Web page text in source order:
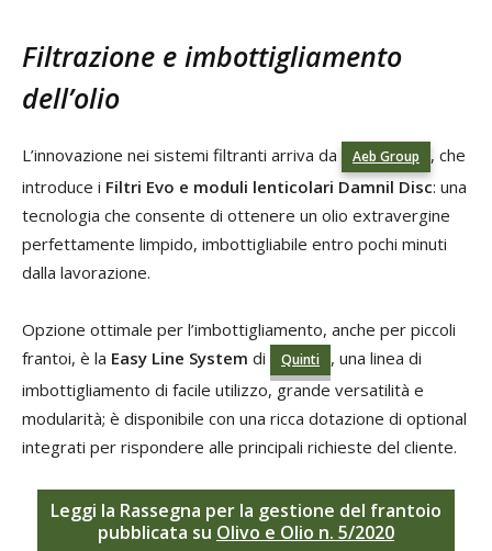
Filtrazione e imbottigliamento
dell’olio
L’innovazione nei sistemi filtranti arriva da Aeb Group
, che
introduce i Filtri Evo e moduli lenticolari Damnil Disc: una
tecnologia che consente di ottenere un olio extravergine
perfettamente limpido, imbottigliabile entro pochi minuti
dalla lavorazione.
Opzione ottimale per l’imbottigliamento, anche per piccoli
frantoi, è la Easy Line System di Quinti
, una linea di
imbottigliamento di facile utilizzo, grande versatilità e
modularità; è disponibile con una ricca dotazione di optional
integrati per rispondere alle principali richieste del cliente.
Leggi la Rassegna per la gestione del frantoio
pubblicata su Olivo e Olio n. 5/2020